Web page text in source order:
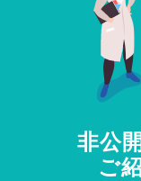
非公
ご